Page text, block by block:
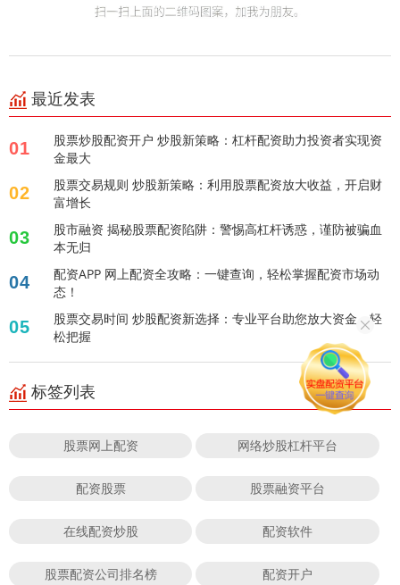
最近发表
01
股票炒股配资开户 炒股新策略：杠杆配资助力投资者实现资
金最大
02
股票交易规则 炒股新策略：利用股票配资放大收益，开启财
富增长
03
股市融资 揭秘股票配资陷阱：警惕高杠杆诱惑，谨防被骗血
本无归
04
配资APP 网上配资全攻略：一键查询，轻松掌握配资市场动
态！
05
股票交易时间 炒股配资新选择：专业平台助您放大资金，轻
松把握
标签列表
股票网上配资 网络炒股杠杆平台
配资股票 股票融资平台
在线配资炒股 配资软件
股票配资公司排名榜 配资开户